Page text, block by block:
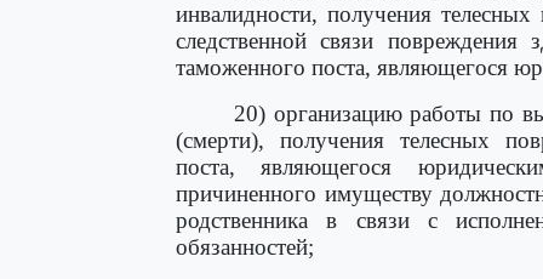
инвалидности, получения
следственной связи
таможенного поста, являющегося
20) организацию работы по
(смерти), получения телесных
поста, являющегося
причиненного имуществу
родственника в связи с
обязанностей;